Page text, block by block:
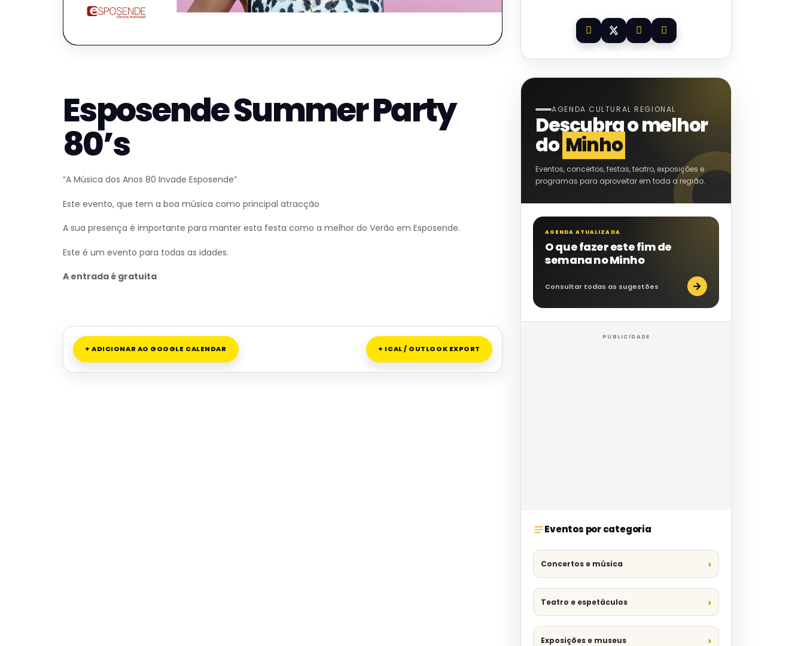
Esposende Summer Party
80’s
“A Música dos Anos 80 Invade Esposende”
Este evento, que tem a boa música como principal atracção
A sua presença é importante para manter esta festa como a melhor do Verão em Esposende.
Este é um evento para todas as idades.
A entrada é gratuita
+ ADICIONAR AO GOOGLE CALENDAR + ICAL / OUTLOOK EXPORT
AGENDA CULTURAL REGIONAL
Descubra o melhor
do Minho
Eventos, concertos, festas, teatro, exposições e
programas para aproveitar em toda a região.
AGENDA ATUALIZADA
O que fazer este fim de
semana no Minho
Consultar todas as sugestões →
PUBLICIDADE
Eventos por categoria
Concertos e música
Teatro e espetáculos
Exposições e museus